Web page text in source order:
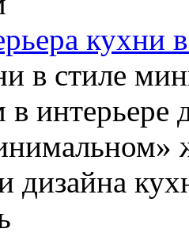
кухни
в стиле
интерьере
дизайна